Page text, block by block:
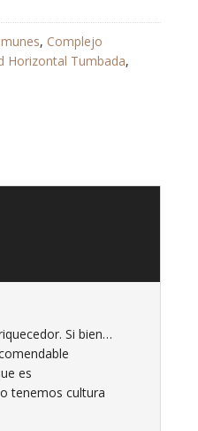
, Complejo
Horizontal Tumbada,
Si bien…
es
tenemos cultura